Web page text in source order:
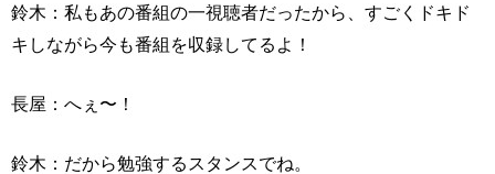
鈴木：私もあの番組の一視聴者だったから、すごくドキド
キしながら今も番組を収録してるよ！
長屋：へぇ〜！
鈴木：だから勉強するスタンスでね。